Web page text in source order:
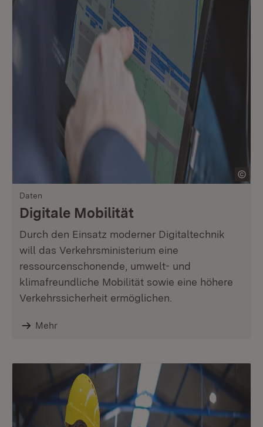
Daten
Digitale Mobilität
Durch den Einsatz moderner Digitaltechnik
will das Verkehrsministerium eine
ressourcenschonende, umwelt- und
klimafreundliche Mobilität sowie eine höhere
Verkehrssicherheit ermöglichen.
Mehr